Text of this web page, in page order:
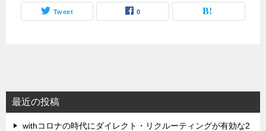
Tweet 0
最近の投稿
withコロナの時代にダイレクト・リクルーティングが有効な2